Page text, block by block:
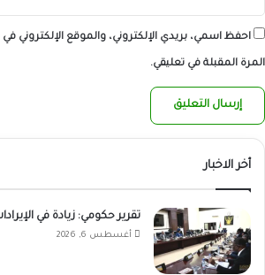
احفظ اسمي، بريدي الإلكتروني، والموقع الإلكتروني
المرة المقبلة في تعليقي.
أخر الاخبار
تقرير حكومي: زيادة في
أغسطس 6, 2026